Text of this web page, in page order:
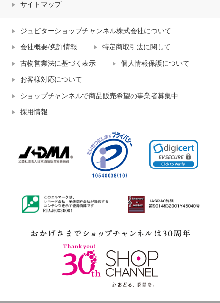
サイトマップ
ジュピターショップチャンネル株式会社について
会社概要/免許情報 特定商取引法に関して
古物営業法に基づく表示 個人情報保護について
お客様対応について
ショップチャンネルで商品販売希望の事業者募集中
採用情報